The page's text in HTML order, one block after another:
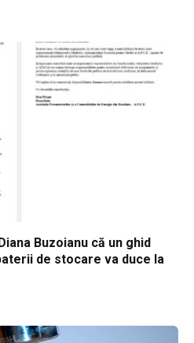
Buzoianu că un ghid
de stocare va duce la